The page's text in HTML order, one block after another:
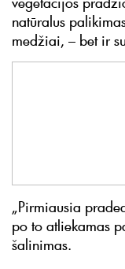
natūralus
medžiai, – bet ir
„Pirmiausia
po to atliekamas
šalinimas.